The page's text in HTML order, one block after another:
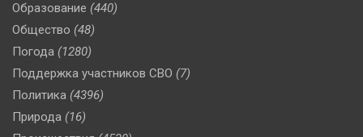
Образование (440)
Общество (48)
Погода (1280)
Поддержка участников СВО (7)
Политика (4396)
Природа (16)